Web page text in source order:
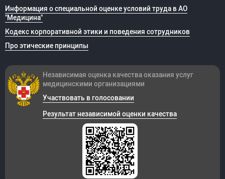
Информация о специальной оценке условий труда в АО
"Медицина"
Кодекс корпоративной этики и поведения сотрудников
Про этические принципы
Независимая оценка качества оказания услуг
медицинскими организациями
Участвовать в голосовании
Результат независимой оценки качества